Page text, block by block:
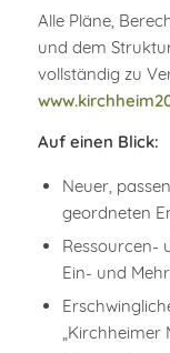
Alle Pläne,
und dem
vollständig zu
Auf einen Blick:
Neuer,
geordneten
Ressourcen-
Ein- und
„Kirchheimer